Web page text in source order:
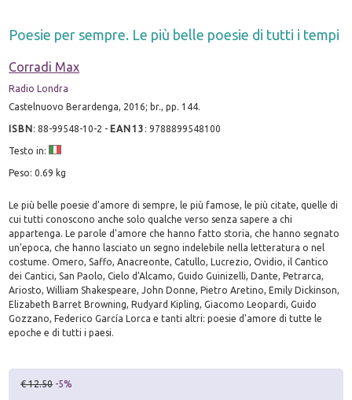
Poesie per sempre. Le più belle poesie di tutti i tempi
Corradi Max
Radio Londra
Castelnuovo Berardenga, 2016; br., pp. 144.
ISBN:88-99548-10-2 - EAN13 :9788899548100
Testo in:
Peso: 0.69 kg
Le più belle poesie d'amore di sempre, le più famose, le più citate, quelle di
cui tutti conoscono anche solo qualche verso senza sapere a chi
appartenga. Le parole d'amore che hanno fatto storia, che hanno segnato
un'epoca, che hanno lasciato un segno indelebile nella letteratura o nel
costume. Omero, Saffo, Anacreonte, Catullo, Lucrezio, Ovidio, il Cantico
dei Cantici, San Paolo, Cielo d'Alcamo, Guido Guinizelli, Dante, Petrarca,
Ariosto, William Shakespeare, John Donne, Pietro Aretino, Emily Dickinson,
Elizabeth Barret Browning, Rudyard Kipling, Giacomo Leopardi, Guido
Gozzano, Federico García Lorca e tanti altri: poesie d'amore di tutte le
epoche e di tutti i paesi.
€ 12.50 -5%